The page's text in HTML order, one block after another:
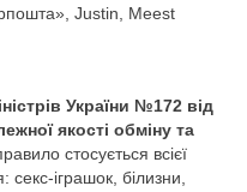
Justin, Meest
України №172 від
якості обміну та
стосується всієї
секс-іграшок, білизни,